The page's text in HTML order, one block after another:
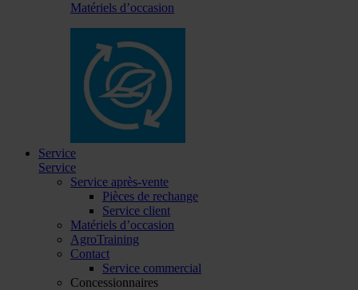
Matériels d’occasion
Service
Service
Service après-vente
Pièces de rechange
Service client
Matériels d’occasion
AgroTraining
Contact
Service commercial
Concessionnaires